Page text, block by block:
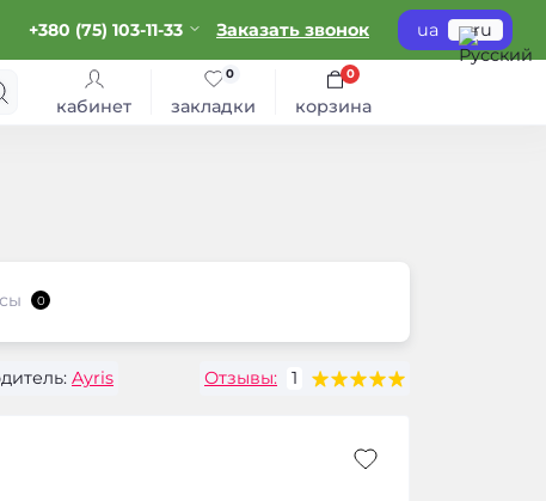
+380 (75) 103-11-33 Заказать звонок ua ru
кабинет закладки
0
корзина
0
0
Ayris Отзывы: 1